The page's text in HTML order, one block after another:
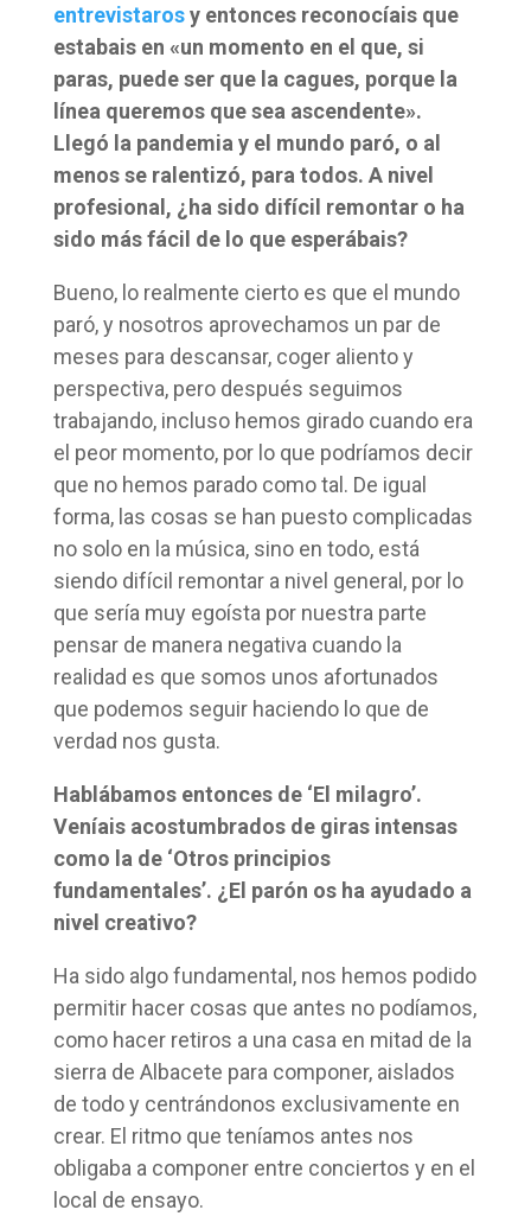
entrevistarosy entonces reconocíais que
estabais en «un momento en el que, si
paras, puede ser que la cagues, porque la
línea queremos que sea ascendente».
Llegó la pandemia y el mundo paró, o al
menos se ralentizó, para todos. A nivel
profesional, ¿ha sido difícil remontar o ha
sido más fácil de lo que esperábais?
Bueno, lo realmente cierto es que el mundo
paró, y nosotros aprovechamos un par de
meses para descansar, coger aliento y
perspectiva, pero después seguimos
trabajando, incluso hemos girado cuando era
el peor momento, por lo que podríamos decir
que no hemos parado como tal. De igual
forma, las cosas se han puesto complicadas
no solo en la música, sino en todo, está
siendo difícil remontar a nivel general, por lo
que sería muy egoísta por nuestra parte
pensar de manera negativa cuando la
realidad es que somos unos afortunados
que podemos seguir haciendo lo que de
verdad nos gusta.
Hablábamos entonces de ‘El milagro’.
Veníais acostumbrados de giras intensas
como la de ‘Otros principios
fundamentales’. ¿El parón os ha ayudado a
nivel creativo?
Ha sido algo fundamental, nos hemos podido
permitir hacer cosas que antes no podíamos,
como hacer retiros a una casa en mitad de la
sierra de Albacete para componer, aislados
de todo y centrándonos exclusivamente en
crear. El ritmo que teníamos antes nos
obligaba a componer entre conciertos y en el
local de ensayo.